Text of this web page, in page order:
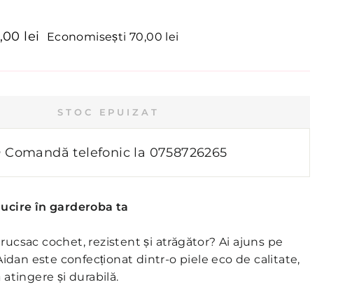
lei Economisești 70,00 lei
STOC EPUIZAT
Comandă telefonic la 0758726265
în garderoba ta
cochet, rezistent și atrăgător? Ai ajuns pe
este confecționat dintr-o piele eco de calitate,
și durabilă.